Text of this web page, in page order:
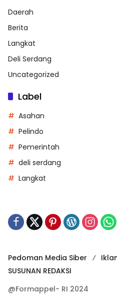
Daerah
Berita
Langkat
Deli Serdang
Uncategorized
Label
Asahan
Pelindo
Pemerintah
deli serdang
Langkat
Pedoman Media Siber
SUSUNAN REDAKSI
@Formappel- RI 2024